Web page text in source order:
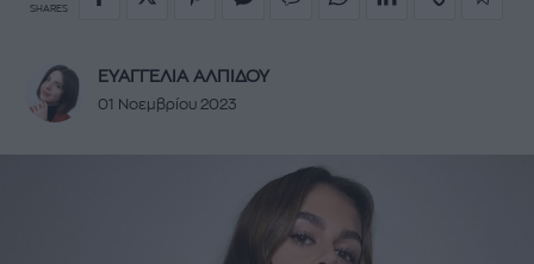
SHARES
ΕΥΑΓΓΕΛΙΑ ΑΛΠΙΔΟΥ
01 Νοεμβρίου 2023